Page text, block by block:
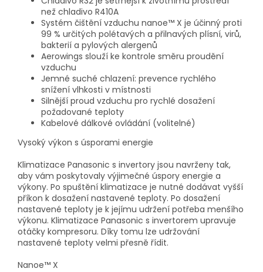
než chladivo R410A
Systém čištění vzduchu nanoe™ X je účinný proti
99 % určitých polétavých a přilnavých plísní, virů,
bakterií a pylových alergenů
Aerowings slouží ke kontrole směru proudění
vzduchu
Jemné suché chlazení: prevence rychlého
snížení vlhkosti v místnosti
Silnější proud vzduchu pro rychlé dosažení
požadované teploty
Kabelové dálkové ovládání (volitelné)
Vysoký výkon s úsporami energie
Klimatizace Panasonic s invertory jsou navrženy tak,
aby vám poskytovaly výjimečné úspory energie a
výkony. Po spuštění klimatizace je nutné dodávat vyšší
příkon k dosažení nastavené teploty. Po dosažení
nastavené teploty je k jejímu udržení potřeba menšího
výkonu. Klimatizace Panasonic s invertorem upravuje
otáčky kompresoru. Díky tomu lze udržování
nastavené teploty velmi přesně řídit.
Nanoe™ X